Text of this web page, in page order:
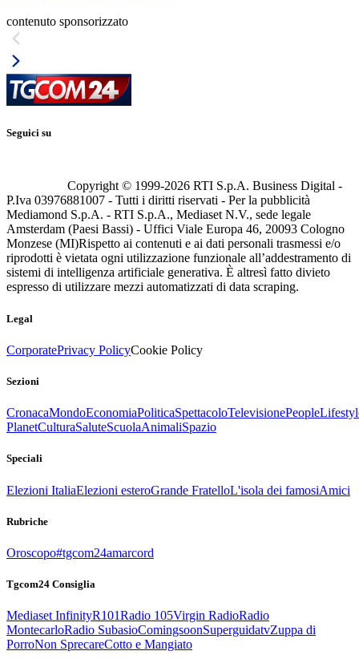
contenuto sponsorizzato
Seguici su
Copyright © 1999-2026 RTI S.p.A. Business Digital -
P.Iva 03976881007 - Tutti i diritti riservati - Per la pubblicità
Mediamond S.p.A. - RTI S.p.A., Mediaset N.V., sede legale
Amsterdam (Paesi Bassi) - Uffici Viale Europa 46, 20093 Cologno
Monzese (MI)Rispetto ai contenuti e ai dati personali trasmessi e/o
riprodotti è vietata ogni utilizzazione funzionale all’addestramento di
sistemi di intelligenza artificiale generativa. È altresì fatto divieto
espresso di utilizzare mezzi automatizzati di data scraping.
Legal
CorporatePrivacy PolicyCookie Policy
Sezioni
CronacaMondoEconomiaPoliticaSpettacoloTelevisionePeople
PlanetCulturaSaluteScuolaAnimaliSpazio
Speciali
Elezioni ItaliaElezioni esteroGrande FratelloL'isola dei famosiAmici
Rubriche
Oroscopo#tgcom24amarcord
Tgcom24 Consiglia
Mediaset InfinityR101Radio 105Virgin RadioRadio
MontecarloRadio SubasioComingsoonSuperguidatvZuppa di
PorroNon SprecareCotto e Mangiato